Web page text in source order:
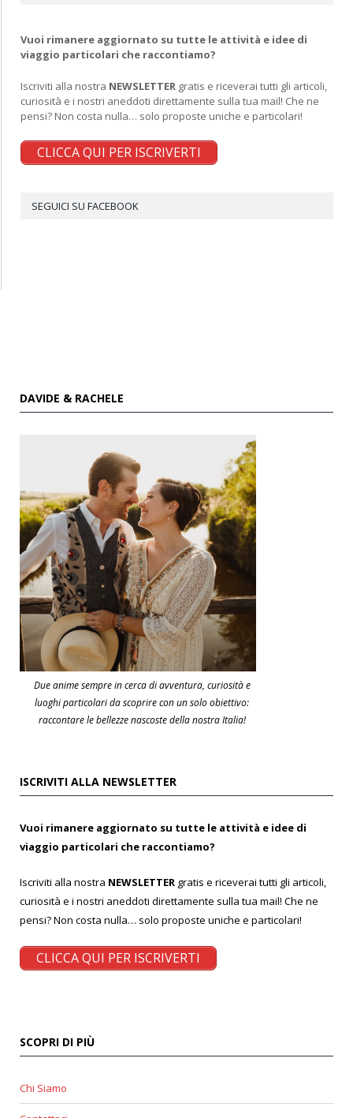
Vuoi rimanere aggiornato su tutte le attività e idee di
viaggio particolari che raccontiamo?
Iscriviti alla nostra NEWSLETTER gratis e riceverai tutti gli articoli,
curiosità e i nostri aneddoti direttamente sulla tua mail! Che ne
pensi? Non costa nulla… solo proposte uniche e particolari!
CLICCA QUI PER ISCRIVERTI
SEGUICI SU FACEBOOK
DAVIDE & RACHELE
Due anime sempre in cerca di avventura, curiosità e
luoghi particolari da scoprire con un solo obiettivo:
raccontare le bellezze nascoste della nostra Italia!
ISCRIVITI ALLA NEWSLETTER
Vuoi rimanere aggiornato su tutte le attività e idee di
viaggio particolari che raccontiamo?
Iscriviti alla nostra NEWSLETTER gratis e riceverai tutti gli articoli,
curiosità e i nostri aneddoti direttamente sulla tua mail! Che ne
pensi? Non costa nulla… solo proposte uniche e particolari!
CLICCA QUI PER ISCRIVERTI
SCOPRI DI PIÙ
Chi Siamo